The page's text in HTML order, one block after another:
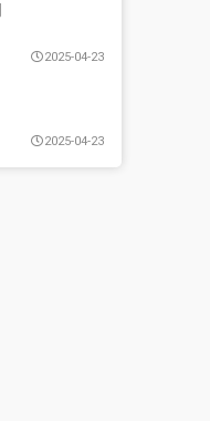
2025-04-23
2025-04-23